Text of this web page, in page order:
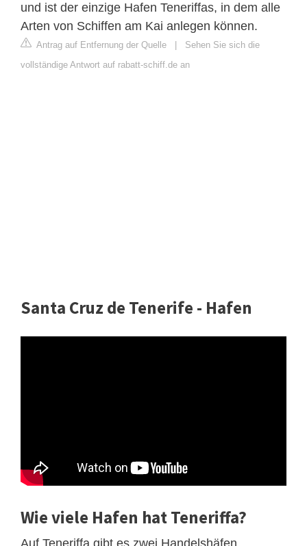
und ist der einzige Hafen Teneriffas, in dem alle
Arten von Schiffen am Kai anlegen können.
Antrag auf Entfernung der Quelle
Sehen Sie sich die
vollständige Antwort auf rabatt-schiff.de an
Santa Cruz de Tenerife - Hafen
Wie viele Hafen hat Teneriffa?
Auf Teneriffa gibt es zwei Handelshäfen.